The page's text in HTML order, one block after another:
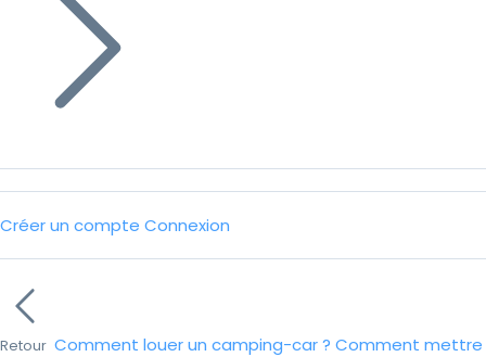
Créer un compte Connexion
Retour Comment louer un camping-car ? Comment mettre